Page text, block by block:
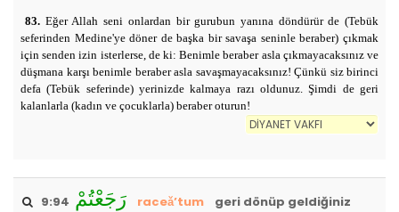
83. Eğer Allah seni onlardan bir gurubun yanına döndürür de (Tebük
seferinden Medine'ye döner de başka bir savaşa seninle beraber) çıkmak
için senden izin isterlerse, de ki: Benimle beraber asla çıkmayacaksınız ve
düşmana karşı benimle beraber asla savaşmayacaksınız! Çünkü siz birinci
defa (Tebük seferinde) yerinizde kalmaya razı oldunuz. Şimdi de geri
kalanlarla (kadın ve çocuklarla) beraber oturun!
9:94 رَجَعْتُمْ raceǎ’tum
geri dönüp geldiğiniz